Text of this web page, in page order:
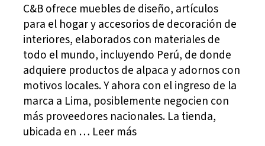
C&B ofrece muebles de diseño, artículos
para el hogar y accesorios de decoración de
interiores, elaborados con materiales de
todo el mundo, incluyendo Perú, de donde
adquiere productos de alpaca y adornos con
motivos locales. Y ahora con el ingreso de la
marca a Lima, posiblemente negocien con
más proveedores nacionales. La tienda,
ubicada en … Leer más